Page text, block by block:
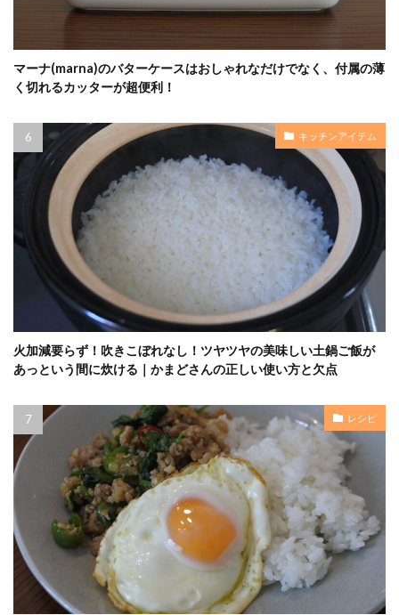
マーナ(marna)のバターケースはおしゃれなだけでなく、付属の薄
く切れるカッターが超便利！
キッチンアイテム
火加減要らず！吹きこぼれなし！ツヤツヤの美味しい土鍋ご飯が
あっという間に炊ける｜かまどさんの正しい使い方と欠点
レシピ